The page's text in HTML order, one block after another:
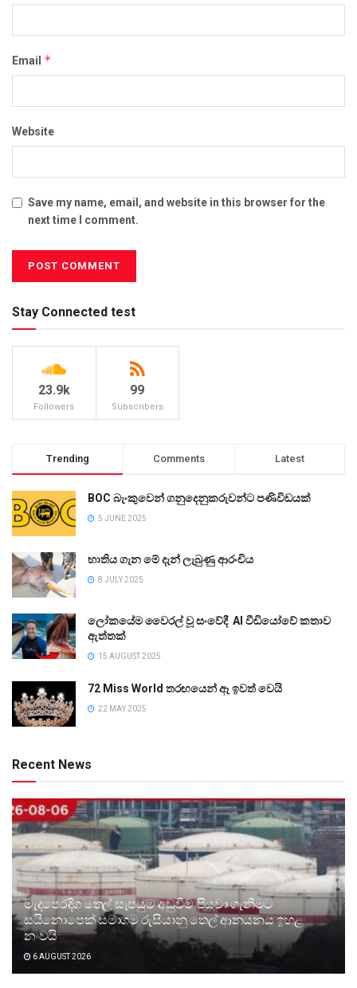
Email *
Website
Save my name, email, and website in this browser for the
next time I comment.
Stay Connected test
23.9k
Followers
99
Subscribers
Trending Comments Latest
BOC බැංකුවෙන් ගනුදෙනුකරුවන්ට පණිවිඩයක්
5 JUNE 2025
භාතිය ගැන මේ දැන් ලැබුණු ආරංචිය
8 JULY 2025
ලෝකයේම වෛරල් වූ සංවේදී AI වීඩියෝවේ කතාව
ඇත්තක්
15 AUGUST 2025
72 Miss World තරඟයෙන් ඈ ඉවත් වෙයි
22 MAY 2025
Recent News
මැදපෙරදිග තෙල් සැපයුම අඩුවීම පියවා ගැනීමට
සයිනොපෙක් සමාගම රුසියානු තෙල් ආනයනය ඉහළ
නංවයි
6 AUGUST 2026